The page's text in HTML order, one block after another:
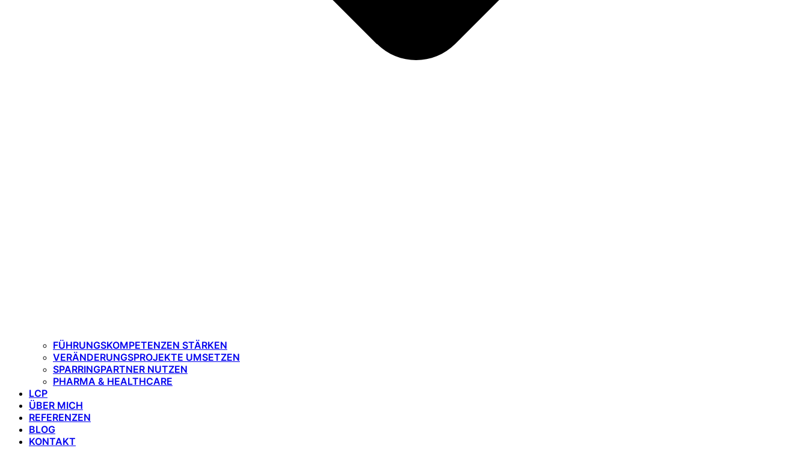
FÜHRUNGSKOMPETENZEN STÄRKEN
VERÄNDERUNGSPROJEKTE UMSETZEN
SPARRINGPARTNER NUTZEN
PHARMA & HEALTHCARE
LCP
ÜBER MICH
REFERENZEN
BLOG
KONTAKT